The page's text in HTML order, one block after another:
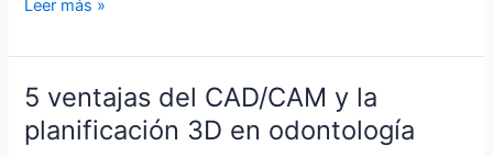
Leer más »
5 ventajas del CAD/CAM y la
planificación 3D en odontología
5
ventajas
del